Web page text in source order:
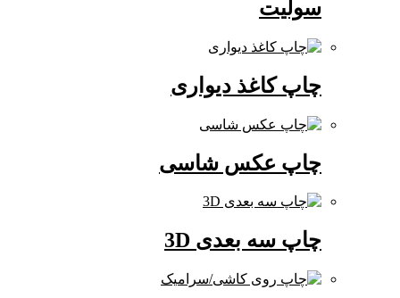
چاپ کاغذ دیواری
چاپ عکس شاسی
چاپ سه بعدی 3D